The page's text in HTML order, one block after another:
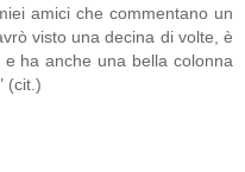
amici che commentano un
visto una decina di volte, è
ha anche una bella colonna
(cit.)